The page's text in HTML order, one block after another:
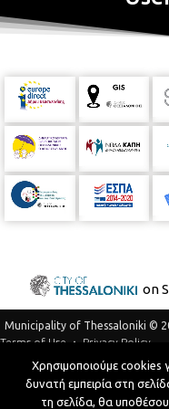
on
Municipality of Thessaloniki ©
Terms of Use
Privacy Policy
Telephone Catalog
Developed byMyCompany
Χρησιμοποιούμε cookies
δυνατή εμπειρία στη
τη σελίδα, θα